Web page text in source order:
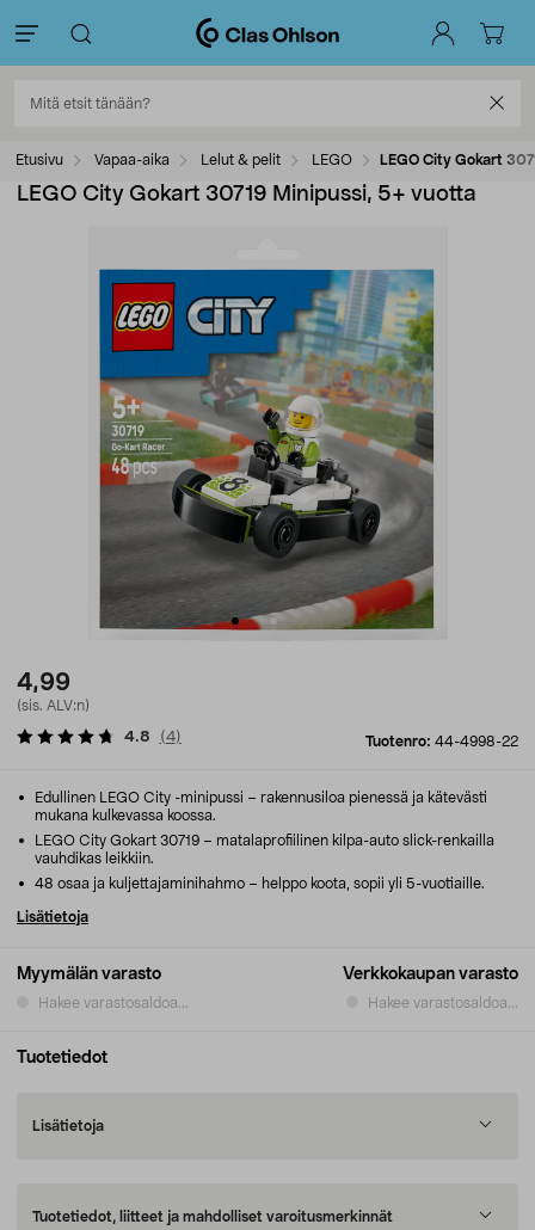
Etusivu Vapaa-aika Lelut & pelit LEGO LEGO City Gokart
LEGO City Gokart 30719 Minipussi, 5+ vuotta
4,99
(sis. ALV:n)
Tuotenro: 44-4998-22
4.8 (4)
Myymälän varasto
Hakee varastosaldoa...
Verkkokaupan varasto
Hakee varastosaldoa...
Edullinen LEGO City -minipussi – rakennusiloa pienessä ja kätevästi
mukana kulkevassa koossa.
LEGO City Gokart 30719 – matalaprofiilinen kilpa-auto slick-renkailla
vauhdikas leikkiin.
48 osaa ja kuljettajaminihahmo – helppo koota, sopii yli 5-vuotiaille.
Lisätietoja
Tuotetiedot
Lisätietoja
Tuotetiedot, liitteet ja mahdolliset varoitusmerkinnät